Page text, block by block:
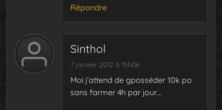
Répondre
Sinthol
7 janvier 2012 à 15h06
Moi j’attend de gposséder 10k po
sans farmer 4h par jour…